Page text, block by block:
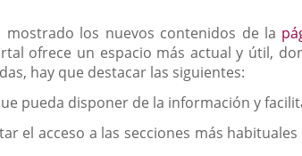
los nuevos contenidos de la
ofrece un espacio más actual y útil,
hay que destacar las siguientes:
pueda disponer de la información y
el acceso a las secciones más